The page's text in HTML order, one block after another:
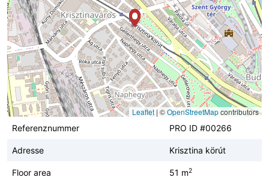
Leaflet | ©OpenStreetMapcontributors
Referenznummer
PRO ID #00266
Adresse Krisztina körút
Floor area 51 m2